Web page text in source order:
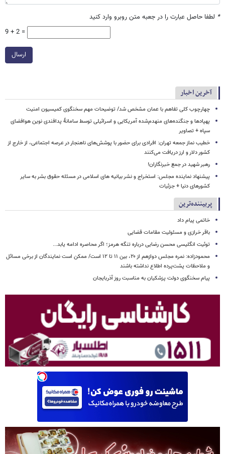
* لطفا حاصل عبارت را در جعبه متن روبرو وارد کنید
9 + 2 =
ارسال
آخرین اخبار
چهارچوب کلی تفاهم با عمان مشخص شد/ توضیحات مهم سخنگوی کمیسیون امنیت
پهپادها و جنگنده‌های منهدم‌شده آمریکایی و اسرائیلی توسط سامانۀ پدافندی نوین هوافضای
سپاه + تصاویر
خطیب نماز جمعه تهران: افرادی برای حضور با پوشش‌های ناهنجار در عرصه اجتماعی، از خارج از
کشور دلار و ارز دریافت می‌کنند
رهبر شهید در جمع خبرنگاران!
پیشنهاد نماینده مجلس: استخراج و نشر بیانیه های اسلامی در مسئله حقوق بشر به سایر
کشورهای دنیا + جزئیات
پربیننده‌ترین
خاتمی پیام داد
باقر خرازی و مسئولیت مقامات قضایی
توئیت انگلیسی محسن رضایی درباره تنگه هرمز؛ اگر محاصره ادامه یابد...
محمودزاده: نمره مجلس دوازهم از ۲۰، بین ۱۱ تا ۱۲ است/ ممکن است نمایندگان از برخی مسائل
و ملاحظات پشت‌پرده اطلاع نداشته باشند
پیام سخنگوی دولت پزشکیان به مناسبت روز آذربایجان